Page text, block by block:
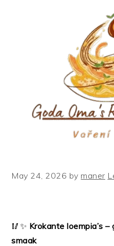
May 24, 2026 bymaner
🥢✨ Krokante loempia’s
smaak